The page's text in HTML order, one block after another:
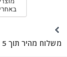
משלוח מהיר תוך 5 ימי עסקים